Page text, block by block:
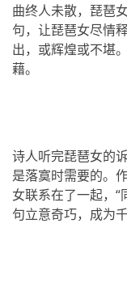
曲终人未散，琵琶
句，让琵琶女尽情
出，或辉煌或不堪
藉。
诗人听完琵琶女的
是落寞时需要的。
女联系在了一起，
句立意奇巧，成为